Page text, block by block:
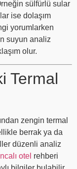
sülfürlü sular
ise dolaşım
yorumlarken
suyun analiz
olur.
Termal
zengin termal
berrak ya da
düzenli analiz
otel rehberi